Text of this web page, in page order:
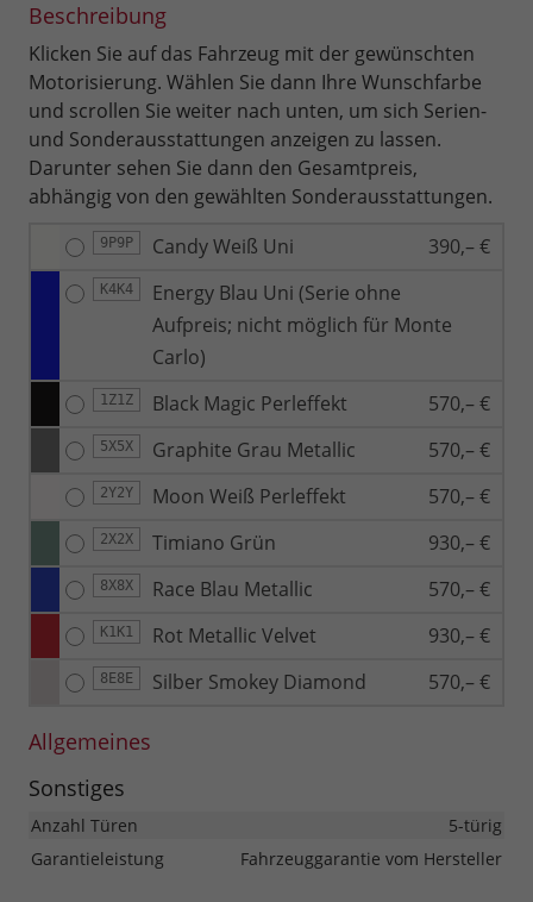
Beschreibung
Klicken Sie auf das Fahrzeug mit der gewünschten
Motorisierung. Wählen Sie dann Ihre Wunschfarbe
und scrollen Sie weiter nach unten, um sich Serien-
und Sonderausstattungen anzeigen zu lassen.
Darunter sehen Sie dann den Gesamtpreis,
abhängig von den gewählten Sonderausstattungen.
9P9P Candy Weiß Uni 390,– €
K4K4
Energy Blau Uni (Serie ohne
Aufpreis; nicht möglich für Monte
Carlo)
1Z1Z Black Magic Perleffekt 570,– €
5X5X Graphite Grau Metallic 570,– €
2Y2Y Moon Weiß Perleffekt 570,– €
2X2X Timiano Grün 930,– €
8X8X Race Blau Metallic 570,– €
K1K1 Rot Metallic Velvet 930,– €
8E8E Silber Smokey Diamond 570,– €
Allgemeines
Sonstiges
Anzahl Türen
5-türig
Garantieleistung
Fahrzeuggarantie vom Hersteller